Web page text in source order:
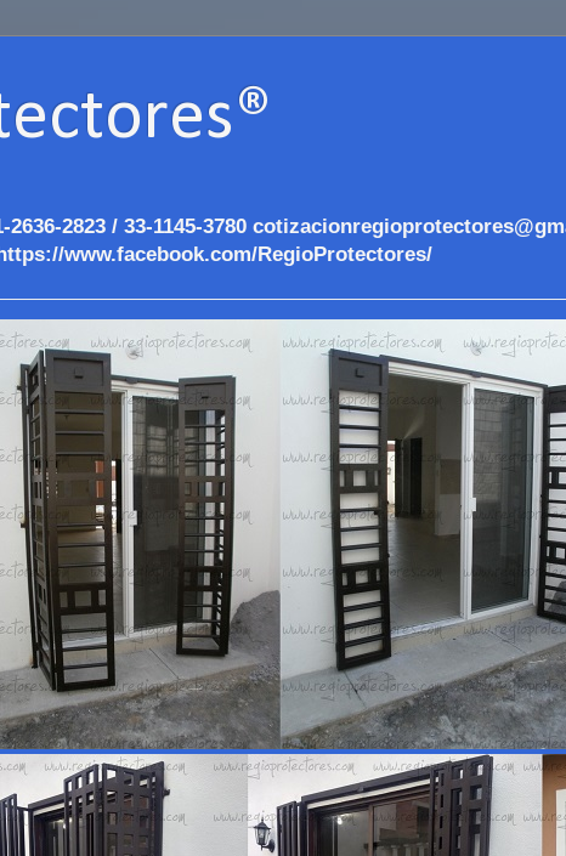
2636-2823 / 33-1145-3780
www.facebook.com/RegioProtectores/